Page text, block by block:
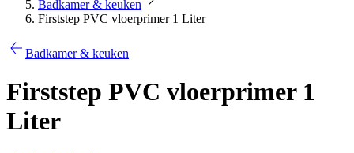
Badkamer & keuken
Firststep PVC vloerprimer 1 Liter
Badkamer & keuken
Firststep PVC vloerprimer 1
Liter